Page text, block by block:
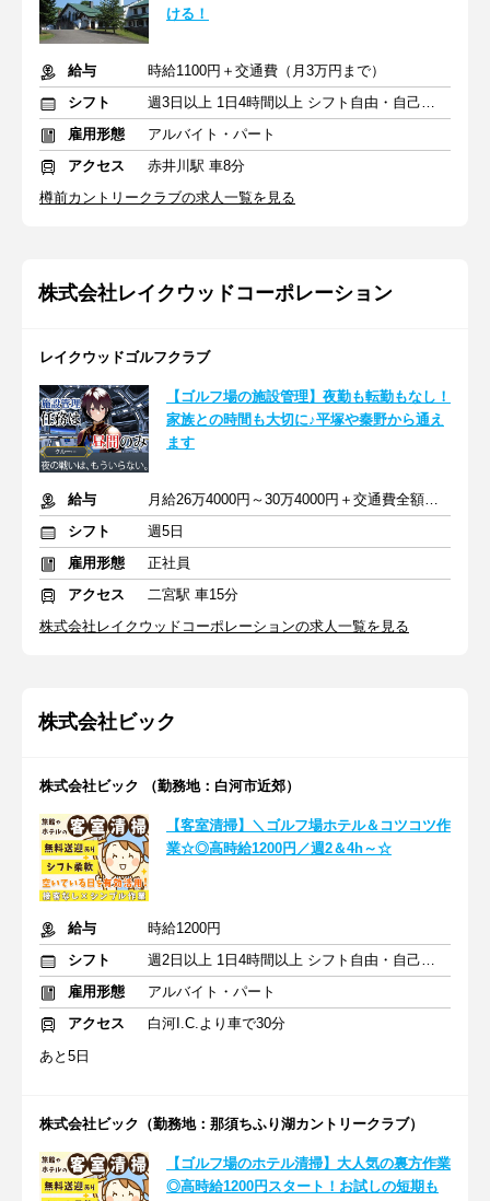
ける！
給与
時給1100円＋交通費（月3万円まで）
シフト
週3日以上 1日4時間以上 シフト自由・自己申告
雇用形態
アルバイト・パート
アクセス
赤井川駅 車8分
樽前カントリークラブの求人一覧を見る
株式会社レイクウッドコーポレーション
レイクウッドゴルフクラブ
【ゴルフ場の施設管理】夜勤も転勤もなし！
家族との時間も大切に♪平塚や秦野から通え
ます
給与
月給26万4000円～30万4000円＋交通費全額支給＋賞与年2回
シフト
週5日
雇用形態
正社員
アクセス
二宮駅 車15分
株式会社レイクウッドコーポレーションの求人一覧を見る
株式会社ビック
株式会社ビック （勤務地：白河市近郊）
【客室清掃】＼ゴルフ場ホテル＆コツコツ作
業☆◎高時給1200円／週2＆4h～☆
給与
時給1200円
シフト
週2日以上 1日4時間以上 シフト自由・自己申告
雇用形態
アルバイト・パート
アクセス
白河I.C.より車で30分
あと5日
株式会社ビック（勤務地：那須ちふり湖カントリークラブ）
【ゴルフ場のホテル清掃】大人気の裏方作業
◎高時給1200円スタート！お試しの短期も